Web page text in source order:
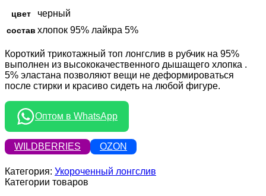
цвет черный
состав хлопок 95% лайкра 5%
Короткий трикотажный топ лонгслив в рубчик на 95%
выполнен из высококачественного дышащего хлопка .
5% эластана позволяют вещи не деформироваться
после стирки и красиво сидеть на любой фигуре.
Оптом в WhatsApp
WILDBERRIES OZON
Категория: Укороченный лонгслив
Категории товаров